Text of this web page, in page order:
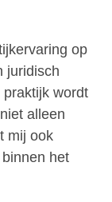
op
juridisch
wordt
alleen
mij ook
het